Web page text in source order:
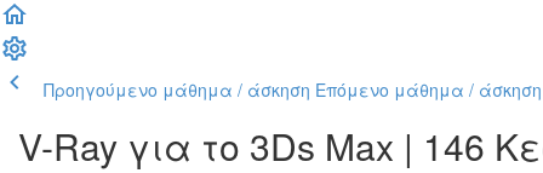
Προηγούμενο μάθημα / άσκηση Επόμενο μάθημα / άσκηση
V-Ray για το 3Ds Max | 146